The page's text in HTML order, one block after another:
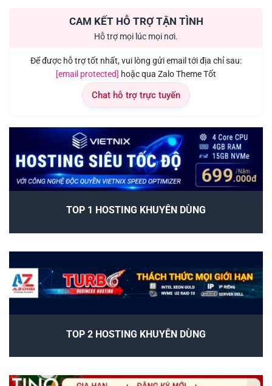
CAM KẾT HỖ TRỢ TẬN TÌNH
Hỗ trợ mọi lúc mọi nơi.
Để được hỗ trợ tốt nhất, vui lòng gửi email tới địa chỉ sau:
[email protected] hoặc qua Zalo Theme Tốt
Chat hỗ trợ trực tuyến
TOP 1 HOSTING KHUYÊN DÙNG
TOP 2 HOSTING KHUYÊN DÙNG